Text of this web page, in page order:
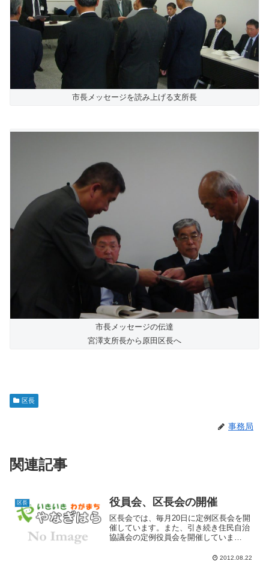
市長メッセージを読み上げる支所長
市長メッセージの伝達
宮澤支所長から原田区長へ
区長
事務局
関連記事
区長 役員会、区長会の開催
区長会では、毎月20日に定例区長会を開
催しています。また、引き続き住民自治
協議会の定例役員会を開催していま
2012.08.22